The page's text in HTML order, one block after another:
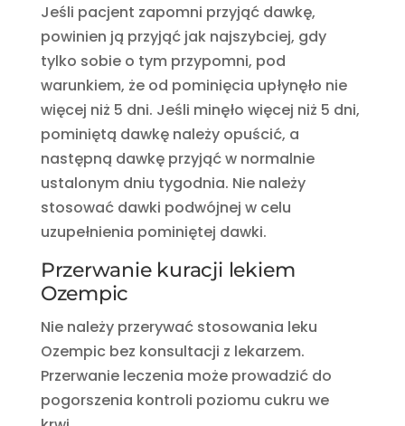
Jeśli pacjent zapomni przyjąć dawkę,
powinien ją przyjąć jak najszybciej, gdy
tylko sobie o tym przypomni, pod
warunkiem, że od pominięcia upłynęło nie
więcej niż 5 dni. Jeśli minęło więcej niż 5 dni,
pominiętą dawkę należy opuścić, a
następną dawkę przyjąć w normalnie
ustalonym dniu tygodnia. Nie należy
stosować dawki podwójnej w celu
uzupełnienia pominiętej dawki.
Przerwanie kuracji lekiem
Ozempic
Nie należy przerywać stosowania leku
Ozempic bez konsultacji z lekarzem.
Przerwanie leczenia może prowadzić do
pogorszenia kontroli poziomu cukru we